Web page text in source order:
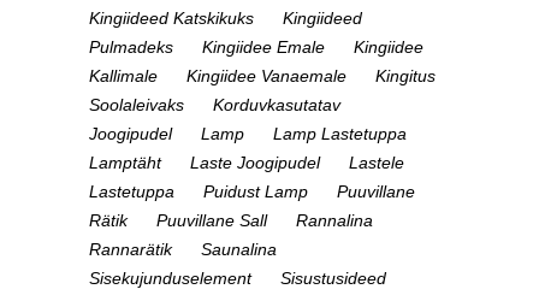
Kingiideed Katskikuks
Kingiideed
Pulmadeks
Kingiidee Emale
Kingiidee
Kallimale
Kingiidee Vanaemale
Kingitus
Soolaleivaks
Korduvkasutatav
Joogipudel
Lamp
Lamp Lastetuppa
Lamptäht
Laste Joogipudel
Lastele
Lastetuppa
Puidust Lamp
Puuvillane
Rätik
Puuvillane Sall
Rannalina
Rannarätik
Saunalina
Sisekujunduselement
Sisustusideed